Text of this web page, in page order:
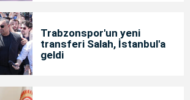
Trabzonspor'un yeni
transferi Salah, İstanbul'a
geldi